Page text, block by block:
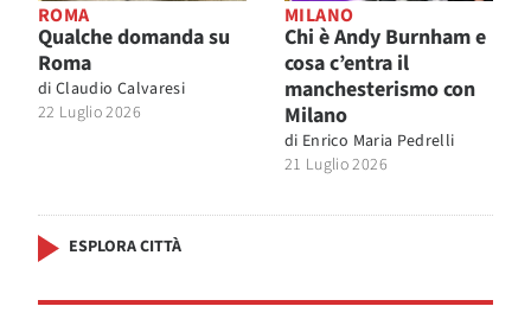
ROMA
Qualche domanda su
Roma
di Claudio Calvaresi
22 Luglio 2026
MILANO
Chi è Andy Burnham e
cosa c’entra il
manchesterismo con
Milano
di Enrico Maria Pedrelli
21 Luglio 2026
ESPLORA CITTÀ